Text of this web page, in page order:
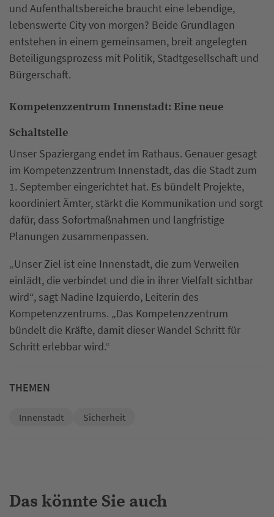
und Aufenthaltsbereiche braucht eine lebendige,
lebenswerte City von morgen? Beide Grundlagen
entstehen in einem gemeinsamen, breit angelegten
Beteiligungsprozess mit Politik, Stadtgesellschaft und
Bürgerschaft.
Kompetenzzentrum Innenstadt: Eine neue
Schaltstelle
Unser Spaziergang endet im Rathaus. Genauer gesagt
im Kompetenzzentrum Innenstadt, das die Stadt zum
1. September eingerichtet hat. Es bündelt Projekte,
koordiniert Ämter, stärkt die Kommunikation und sorgt
dafür, dass Sofortmaßnahmen und langfristige
Planungen zusammenpassen.
„Unser Ziel ist eine Innenstadt, die zum Verweilen
einlädt, die verbindet und die in ihrer Vielfalt sichtbar
wird“, sagt Nadine Izquierdo, Leiterin des
Kompetenzzentrums. „Das Kompetenzzentrum
bündelt die Kräfte, damit dieser Wandel Schritt für
Schritt erlebbar wird.“
THEMEN
Innenstadt Sicherheit
Das könnte Sie auch